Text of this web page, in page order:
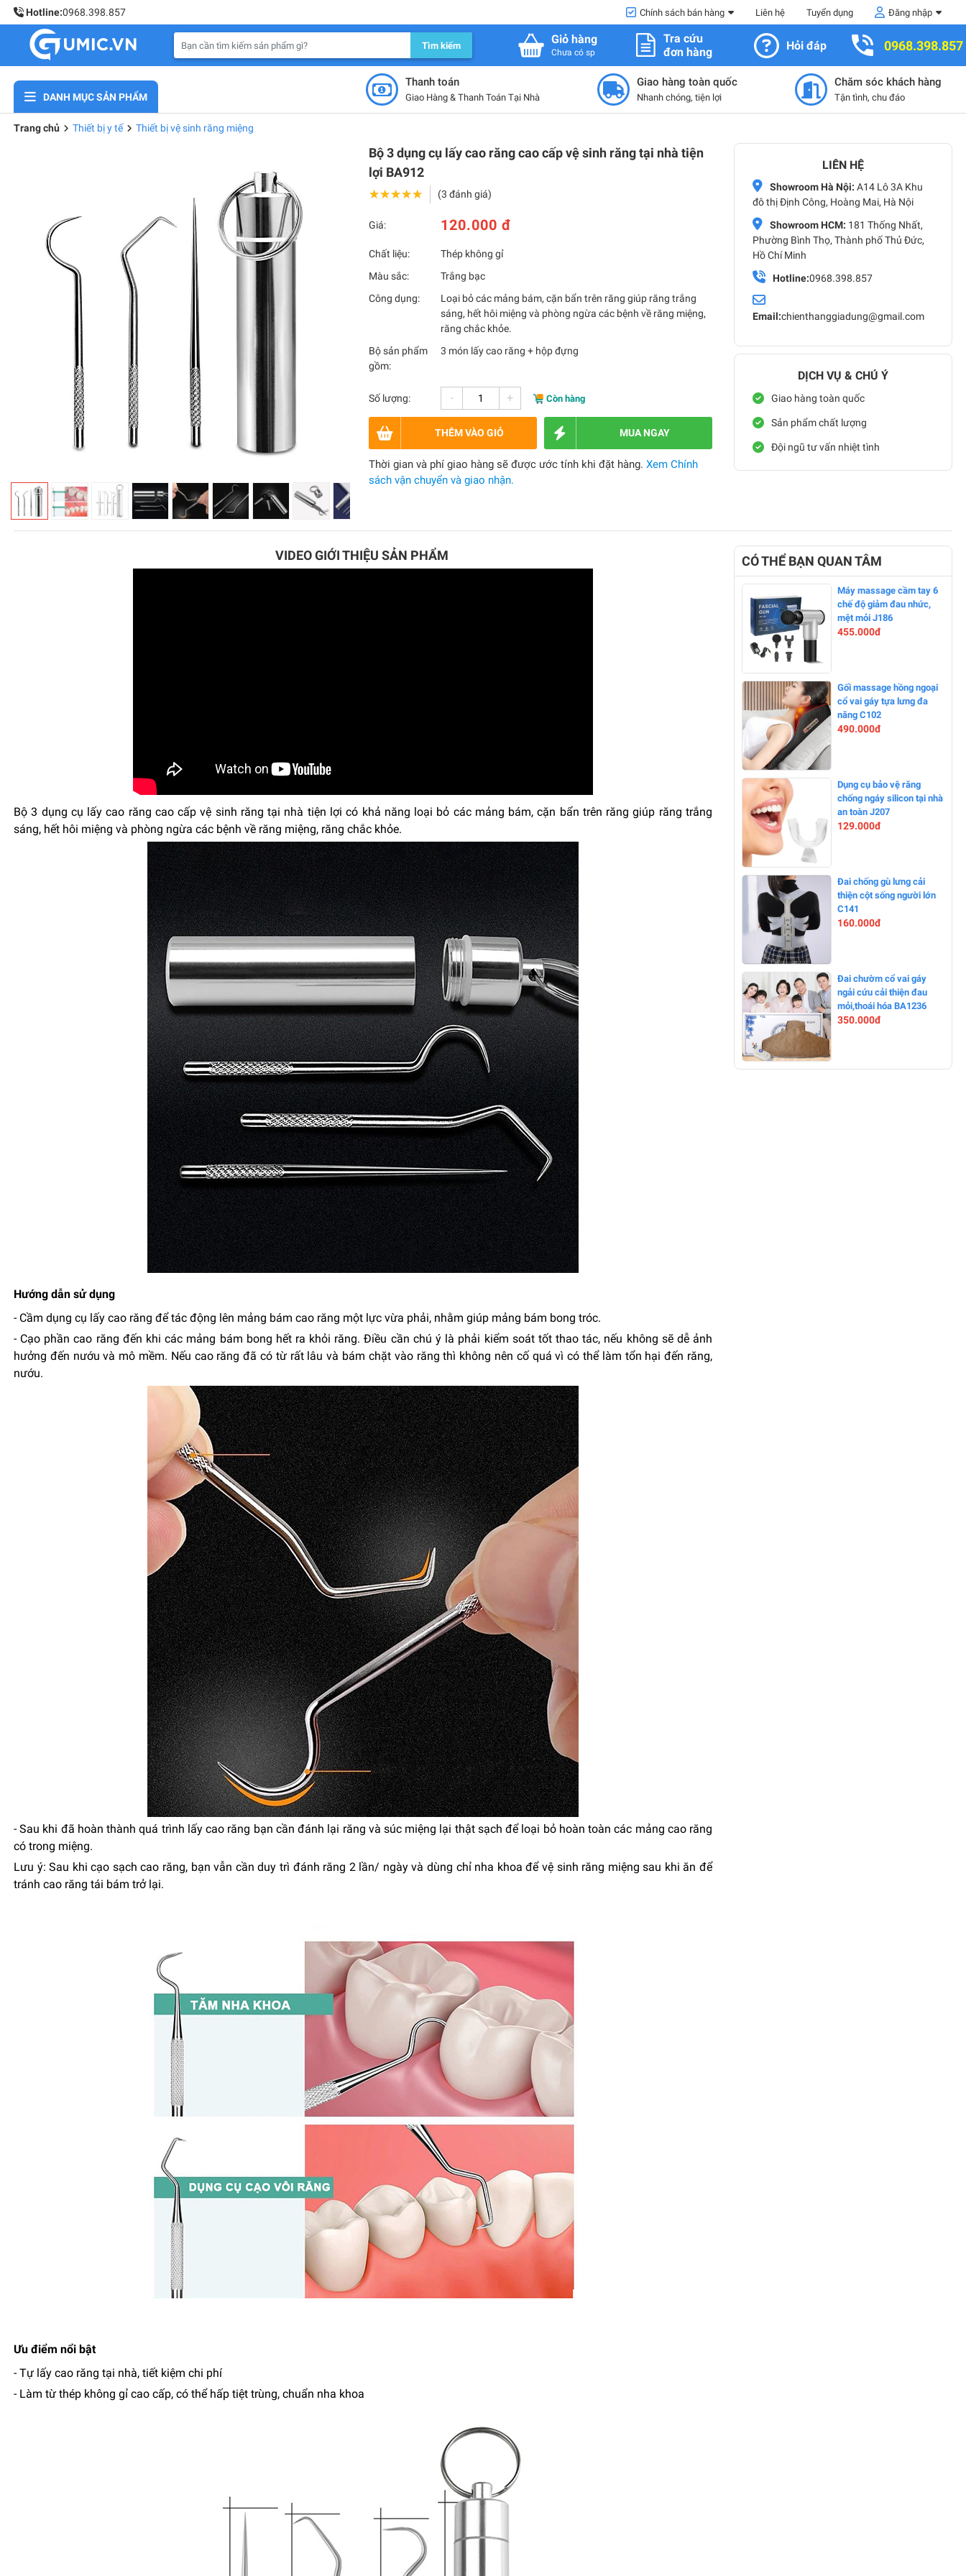
Hotline:0968.398.857 Chính sách bán hàng Liên hệ Tuyển dụng Đăng nhập
Tìm kiếm Giỏ hàng
Chưa có sp
Tra cứu
đơn hàng
Hỏi đáp 0968.398.857
DANH MỤC SẢN PHẨM
Thanh toán
Giao Hàng & Thanh Toán Tại Nhà
Giao hàng toàn quốc
Nhanh chóng, tiện lợi
Chăm sóc khách hàng
Tận tình, chu đáo
Trang chủ Thiết bị y tế Thiết bị vệ sinh răng miệng
Bộ 3 dụng cụ lấy cao răng cao cấp vệ sinh răng tại nhà tiện
lợi BA912
★★★★★
★★★★★ (3 đánh giá)
Giá: 120.000 đ
Chất liệu:
Thép không gỉ
Màu sắc:
Trắng bạc
Công dụng:
Loại bỏ các mảng bám, cặn bẩn trên răng giúp răng trắng
sáng, hết hôi miệng và phòng ngừa các bệnh về răng miệng,
răng chắc khỏe.
Bộ sản phẩm
gồm:
3 món lấy cao răng + hộp đựng
Số lượng: - + Còn hàng
THÊM VÀO GIỎ MUA NGAY
Thời gian và phí giao hàng sẽ được ước tính khi đặt hàng.Xem Chính
sách vận chuyển và giao nhận.
LIÊN HỆ
Showroom Hà Nội: A14 Lô 3A Khu
đô thị Định Công, Hoàng Mai, Hà Nội
Showroom HCM: 181 Thống Nhất,
Phường Bình Thọ, Thành phố Thủ Đức,
Hồ Chí Minh
Hotline:0968.398.857
Email:chienthanggiadung@gmail.com
DỊCH VỤ & CHÚ Ý
Giao hàng toàn quốc
Sản phẩm chất lượng
Đội ngũ tư vấn nhiệt tình
VIDEO GIỚI THIỆU SẢN PHẨM
Bộ 3 dụng cụ lấy cao răng cao cấp vệ sinh răng tại nhà tiện lợi có khả năng loại bỏ các mảng bám, cặn bẩn trên răng giúp răng trắng
sáng, hết hôi miệng và phòng ngừa các bệnh về răng miệng, răng chắc khỏe.
Hướng dẫn sử dụng
- Cầm dụng cụ lấy cao răng để tác động lên mảng bám cao răng một lực vừa phải, nhằm giúp mảng bám bong tróc.
- Cạo phần cao răng đến khi các mảng bám bong hết ra khỏi răng. Điều cần chú ý là phải kiểm soát tốt thao tác, nếu không sẽ dễ ảnh
hưởng đến nướu và mô mềm. Nếu cao răng đã có từ rất lâu và bám chặt vào răng thì không nên cố quá vì có thể làm tổn hại đến răng,
nướu.
- Sau khi đã hoàn thành quá trình lấy cao răng bạn cần đánh lại răng và súc miệng lại thật sạch để loại bỏ hoàn toàn các mảng cao răng
có trong miệng.
Lưu ý: Sau khi cạo sạch cao răng, bạn vẫn cần duy trì đánh răng 2 lần/ ngày và dùng chỉ nha khoa để vệ sinh răng miệng sau khi ăn để
tránh cao răng tái bám trở lại.
Ưu điểm nổi bật
- Tự lấy cao răng tại nhà, tiết kiệm chi phí
- Làm từ thép không gỉ cao cấp, có thể hấp tiệt trùng, chuẩn nha khoa
CÓ THỂ BẠN QUAN TÂM
-0%
Máy massage cầm tay 6
chế độ giảm đau nhức,
mệt mỏi J186
455.000đ
-11%
Gối massage hồng ngoại
cổ vai gáy tựa lưng đa
năng C102
490.000đ
-15%
Dụng cụ bảo vệ răng
chống ngáy silicon tại nhà
an toàn J207
129.000đ
-0%
Đai chống gù lưng cải
thiện cột sống người lớn
C141
160.000đ
-0%
Đai chườm cổ vai gáy
ngải cứu cải thiện đau
mỏi,thoái hóa BA1236
350.000đ